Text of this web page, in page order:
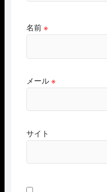
名前 ※
メール ※
サイト